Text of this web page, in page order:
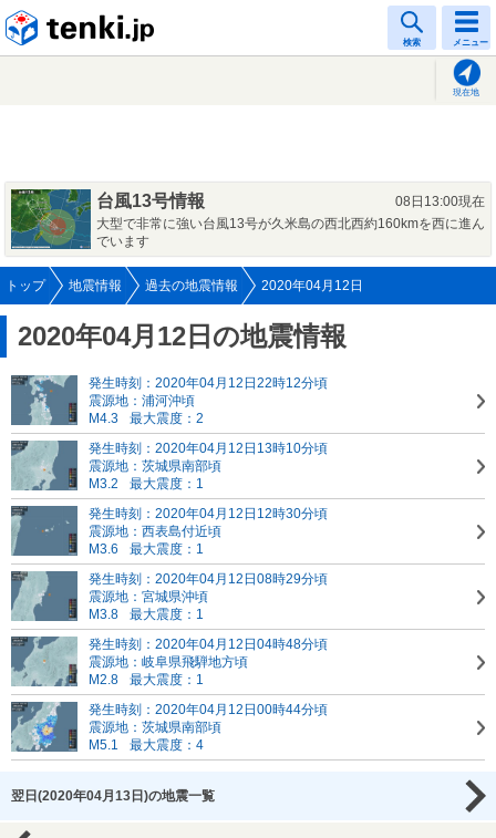
検索 メニュー
現在地
台風13号情報
08日13:00現在
大型で非常に強い台風13号が久米島の西北西約160kmを西に進ん
でいます
トップ 地震情報 過去の地震情報 2020年04月12日
2020年04月12日の地震情報
発生時刻：2020年04月12日22時12分頃
震源地：浦河沖頃
M4.3
最大震度：2
発生時刻：2020年04月12日13時10分頃
震源地：茨城県南部頃
M3.2
最大震度：1
発生時刻：2020年04月12日12時30分頃
震源地：西表島付近頃
M3.6
最大震度：1
発生時刻：2020年04月12日08時29分頃
震源地：宮城県沖頃
M3.8
最大震度：1
発生時刻：2020年04月12日04時48分頃
震源地：岐阜県飛騨地方頃
M2.8
最大震度：1
発生時刻：2020年04月12日00時44分頃
震源地：茨城県南部頃
M5.1
最大震度：4
翌日(2020年04月13日)の地震一覧